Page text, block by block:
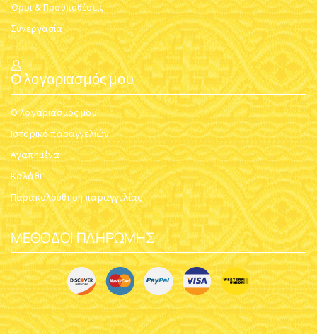
Όροι & Προϋποθέσεις
Συνεργασία
Ο λογαριασμός μου
Ο λογαριασμός μου
Ιστορικό παραγγελιών
Αγαπημένα
Καλάθι
Παρακολούθηση παραγγελίας
ΜΈΘΟΔΟΙ ΠΛΗΡΩΜΉΣ